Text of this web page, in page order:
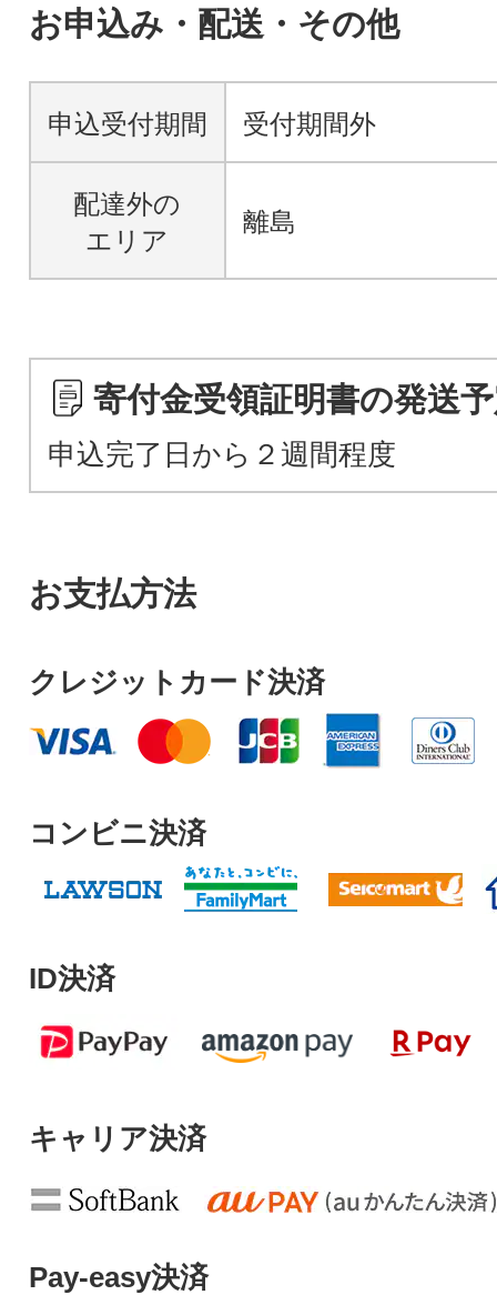
お申込み・配送・その他
申込受付期間 受付期間外
配達外の
エリア
離島
寄付金受領証明書の発送
申込完了日から２週間程度
お支払方法
クレジットカード決済
コンビニ決済
ID決済
キャリア決済
Pay-easy決済